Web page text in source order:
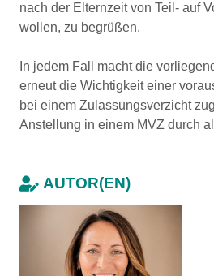
nach der Elternzeit von Teil- auf
wollen, zu begrüßen.
In jedem Fall macht die
erneut die Wichtigkeit einer
bei einem Zulassungsverzicht
Anstellung in einem MVZ durch
AUTOR(EN)